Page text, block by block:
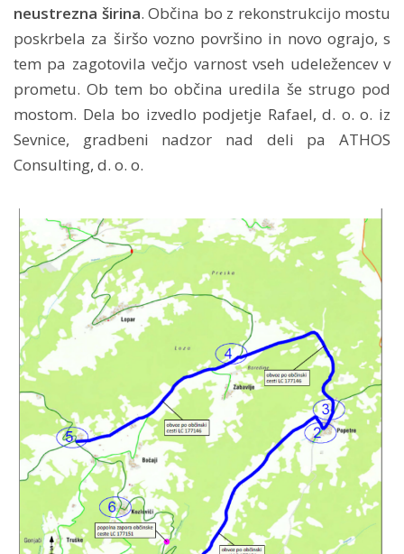
neustrezna širina. Občina bo z rekonstrukcijo mostu
poskrbela za širšo vozno površino in novo ograjo, s
tem pa zagotovila večjo varnost vseh udeležencev v
prometu. Ob tem bo občina uredila še strugo pod
mostom. Dela bo izvedlo podjetje Rafael, d. o. o. iz
Sevnice, gradbeni nadzor nad deli pa ATHOS
Consulting, d. o. o.